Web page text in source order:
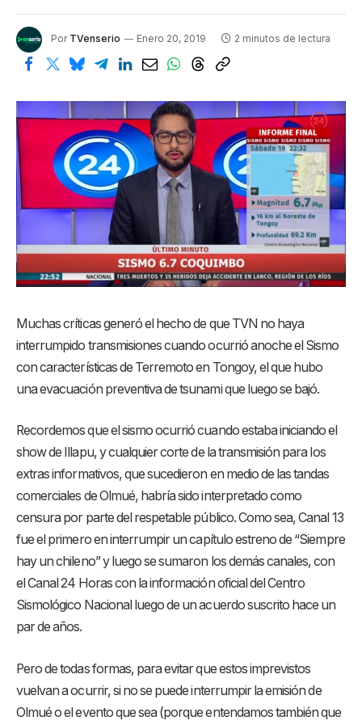
Por TVenserio Enero 20, 2019 2 minutos de lectura
Muchas críticas generó el hecho de que TVN no haya
interrumpido transmisiones cuando ocurrió anoche el Sismo
con características de Terremoto en Tongoy, el que hubo
una evacuación preventiva de tsunami que luego se bajó.
Recordemos que el sismo ocurrió cuando estaba iniciando el
show de Illapu, y cualquier corte de la transmisión para los
extras informativos, que sucedieron en medio de las tandas
comerciales de Olmué, habría sido interpretado como
censura por parte del respetable público. Como sea, Canal 13
fue el primero en interrumpir un capítulo estreno de “Siempre
hay un chileno” y luego se sumaron los demás canales, con
el Canal 24 Horas con la información oficial del Centro
Sismológico Nacional luego de un acuerdo suscrito hace un
par de años.
Pero de todas formas, para evitar que estos imprevistos
vuelvan a ocurrir, si no se puede interrumpir la emisión de
Olmué o el evento que sea (porque entendamos también que